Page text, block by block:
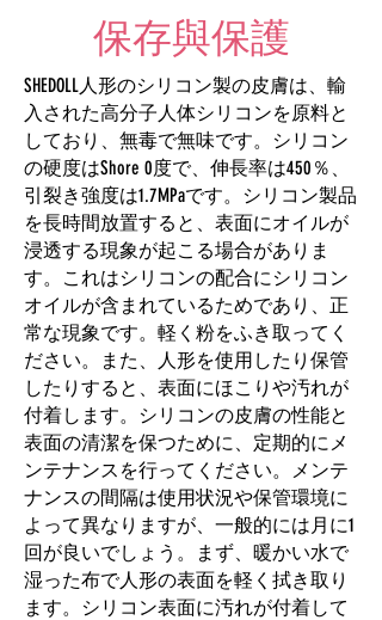
保存與保護
SHEDOLL人形のシリコン製の皮膚は、輸
入された高分子人体シリコンを原料と
しており、無毒で無味です。シリコン
の硬度はShore 0度で、伸長率は450％、
引裂き強度は1.7MPaです。シリコン製品
を長時間放置すると、表面にオイルが
浸透する現象が起こる場合がありま
す。これはシリコンの配合にシリコン
オイルが含まれているためであり、正
常な現象です。軽く粉をふき取ってく
ださい。また、人形を使用したり保管
したりすると、表面にほこりや汚れが
付着します。シリコンの皮膚の性能と
表面の清潔を保つために、定期的にメ
ンテナンスを行ってください。メンテ
ナンスの間隔は使用状況や保管環境に
よって異なりますが、一般的には月に1
回が良いでしょう。まず、暖かい水で
湿った布で人形の表面を軽く拭き取り
ます。シリコン表面に汚れが付着して